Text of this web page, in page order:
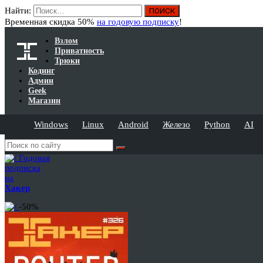
Найти:
Временная скидка 50% на годовую подписку!
Взлом
Приватность
Трюки
Кодинг
Админ
Geek
Магазин
Windows Linux Android Железо Python AI
Годовая
подписка
на
Хакер
-50%